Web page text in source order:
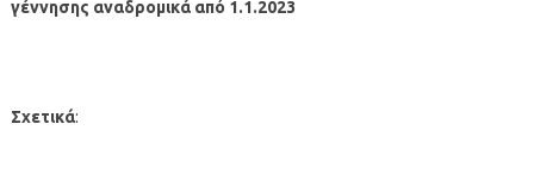
γέννησης αναδρομικά από 1.1.2023
Σχετικά: